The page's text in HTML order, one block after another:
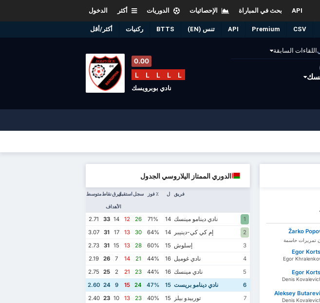
الدخول أكثر الدوريات الإحصائيات بحث في المباراة API
أكثر/أقل ركنيات BTTS تنس (EN) API Premium CSV
اللقاءات السابقة
0.00
L
L
L
L
L
نادي بوبرويسك
Žarko
تمريرات حاسمة
Egor
Egor
Aleksey
الدوري الممتاز اليلاروسي الجدول
فريق ل ٪ فوز سجل استقبلفرق
الأهداف
نقاطمتوسط
1 نادي دينامو مينسك 14
71%
26
12
14
33
2.71
2
إم كي كي-دينيبر 14
64%
30
13
17
31
3.07
3
إسلوش 15
60%
28
13
15
31
2.73
4
نادي غوميل 16
44%
21
14
7
26
2.19
5
نادي مينسك 16
44%
23
21
2
25
2.75
6
نادي دينامو بريست 15
47%
24
15
9
24
2.60
7
توربيدو بيلز 15
40%
23
13
10
23
2.40